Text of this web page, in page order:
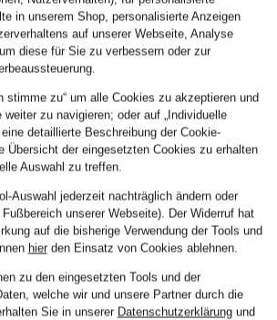
in unserem Shop, personalisierte Anzeigen
auf unserer Webseite, Analyse
diese für Sie zu verbessern oder zur
stimme zu“ um alle Cookies zu akzeptieren und
zu navigieren; oder auf „Individuelle
detaillierte Beschreibung der Cookie-
Übersicht der eingesetzten Cookies zu erhalten
Auswahl zu treffen.
Auswahl jederzeit nachträglich ändern oder
unserer Webseite). Der Widerruf hat
auf die bisherige Verwendung der Tools und
hierden Einsatz von Cookies ablehnen.
zu den eingesetzten Tools und der
welche wir und unsere Partner durch die
Sie in unserer Datenschutzerklärungund